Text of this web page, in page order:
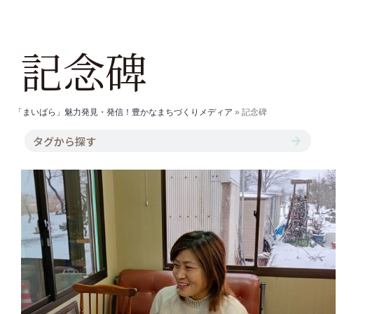
記念碑
「まいばら」魅力発見・発信！豊かなまちづくりメディア » 記念碑